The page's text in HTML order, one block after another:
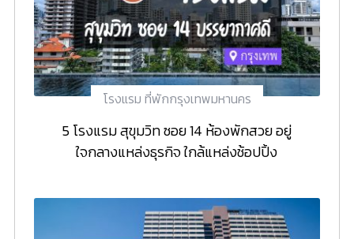
โรงแรม ที่พักกรุงเทพมหานคร
5 โรงแรม สุขุมวิท ซอย 14 ห้องพักสวย อยู่
ใจกลางแหล่งธุรกิจ ใกล้แหล่งช้อปปิ้ง